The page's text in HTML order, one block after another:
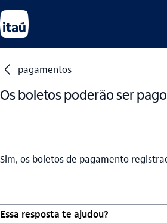
seta_esquerda pagamentos
Os boletos poderão ser
Sim, os boletos de pagamento
Essa resposta te ajudou?